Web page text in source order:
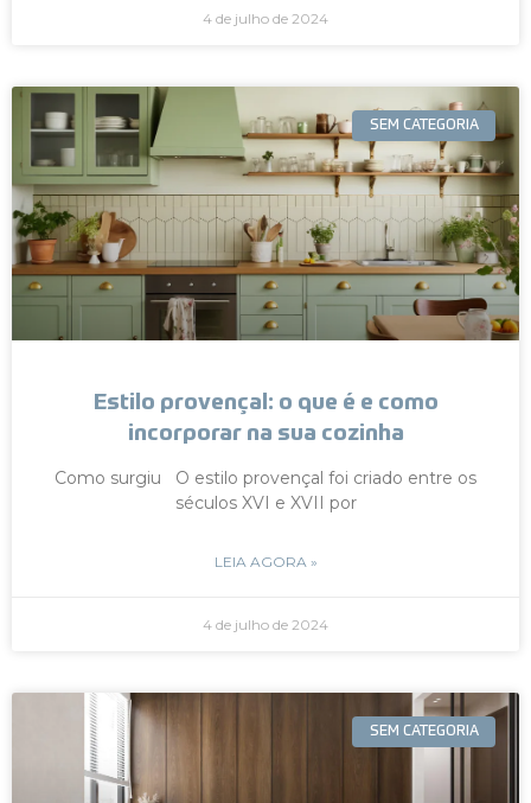
4 de julho de 2024
SEM CATEGORIA
Estilo provençal: o que é e como
incorporar na sua cozinha
Como surgiu O estilo provençal foi criado entre os
séculos XVI e XVII por
LEIA AGORA »
4 de julho de 2024
SEM CATEGORIA